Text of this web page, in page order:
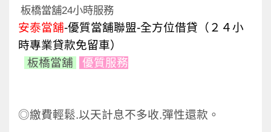
板橋當舖24小時服務
安泰當舖-優質當舖聯盟-全方位借貸（２４小
時專業貸款免留車）
板橋當舖
優質服務
◎繳費輕鬆.以天計息不多收.彈性還款。